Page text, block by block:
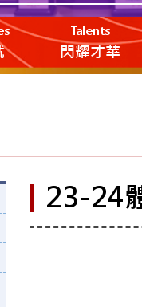
Talents
閃耀才華
23-24